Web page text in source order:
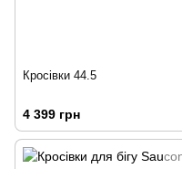
Кросівки 44.5
4 399 грн